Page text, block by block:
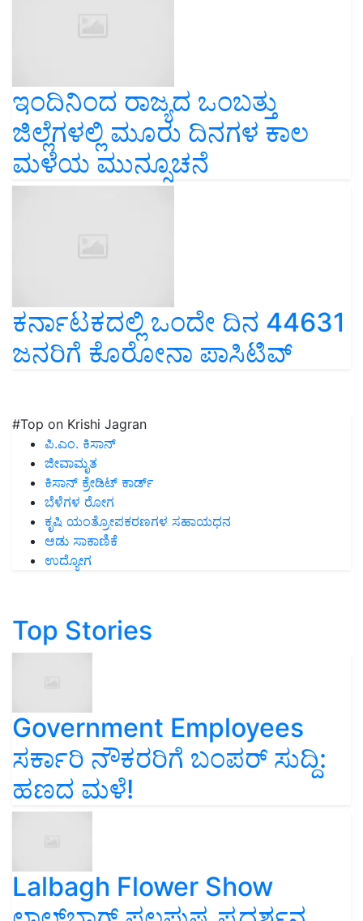
ಇಂದಿನಿಂದ ರಾಜ್ಯದ ಒಂಬತ್ತು
ಜಿಲ್ಲೆಗಳಲ್ಲಿ ಮೂರು ದಿನಗಳ ಕಾಲ
ಮಳೆಯ ಮುನ್ಸೂಚನೆ
ಕರ್ನಾಟಕದಲ್ಲಿ ಒಂದೇ ದಿನ 44631
ಜನರಿಗೆ ಕೊರೋನಾ ಪಾಸಿಟಿವ್
#Top on Krishi Jagran
ಪಿ.ಎಂ. ಕಿಸಾನ್
ಜೀವಾಮೃತ
ಕಿಸಾನ್ ಕ್ರೇಡಿಟ್ ಕಾರ್ಡ್
ಬೆಳೆಗಳ ರೋಗ
ಕೃಷಿ ಯಂತ್ರೋಪಕರಣಗಳ ಸಹಾಯಧನ
ಆಡು ಸಾಕಾಣಿಕೆ
ಉದ್ಯೋಗ
Top Stories
Government Employees
ಸರ್ಕಾರಿ ನೌಕರರಿಗೆ ಬಂಪರ್‌ ಸುದ್ದಿ:
ಹಣದ ಮಳೆ!
Lalbagh Flower Show